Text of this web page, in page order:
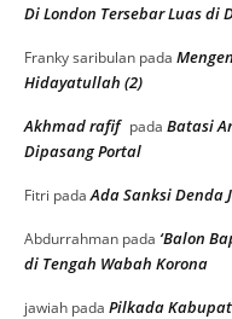
Di London Tersebar Luas di
Franky saribulan pada
Hidayatullah (2)
Akhmad rafif pada Batasi
Dipasang Portal
Fitri padaAda Sanksi Denda
Abdurrahman pada ‘Balon
di Tengah Wabah Korona
jawiah pada Pilkada